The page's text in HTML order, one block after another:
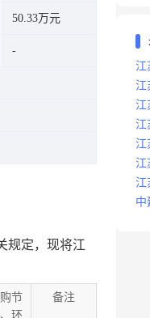
50.33万元
规定，现将江
节
环
备注
江
江
江
法
江
江
容
江
江
中